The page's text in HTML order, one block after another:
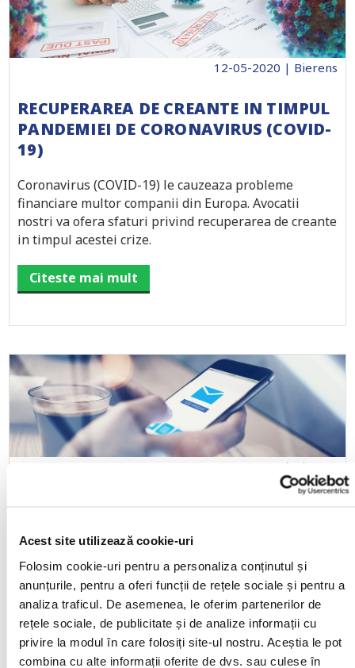
Acest site utilizează cookie-uri
Folosim cookie-uri pentru a personaliza conținutul și
anunțurile, pentru a oferi funcții de rețele sociale și pentru a
analiza traficul. De asemenea, le oferim partenerilor de
rețele sociale, de publicitate și de analize informații cu
privire la modul în care folosiți site-ul nostru. Aceștia le pot
combina cu alte informații oferite de dvs. sau culese în
12-05-2020 | Bierens
RECUPERAREA DE CREANTE IN TIMPUL
PANDEMIEI DE CORONAVIRUS (COVID-
19)
Coronavirus (COVID-19) le cauzeaza probleme
financiare multor companii din Europa. Avocatii
nostri va ofera sfaturi privind recuperarea de creante
in timpul acestei crize.
Citeste mai mult
22-01-2019 | Bierens
Amenintari, refuzul platii precum si alte trucuri
folosite de debitori. Avocatii nostri se confrunta in
mod regulat cu creativitatea debitorilor in gasirea
unor cai noi pentru a evita plata facturilor restante.
Cu toate ca unele pot fi considerate ca fiind
amuzante, majoritatea sunt pur si simplu frustrante.
Va prezentam : Top 10 scuze.